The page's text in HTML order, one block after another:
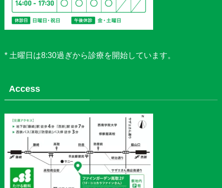
* 土曜日は8:30過ぎから診療を開始しています。
Access